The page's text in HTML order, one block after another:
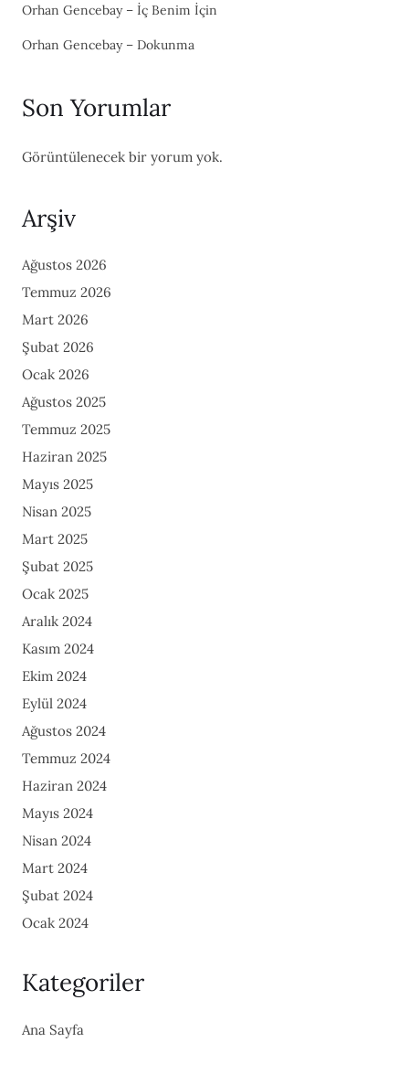
Orhan Gencebay – İç Benim İçin
Orhan Gencebay – Dokunma
Son Yorumlar
Görüntülenecek bir yorum yok.
Arşiv
Ağustos 2026
Temmuz 2026
Mart 2026
Şubat 2026
Ocak 2026
Ağustos 2025
Temmuz 2025
Haziran 2025
Mayıs 2025
Nisan 2025
Mart 2025
Şubat 2025
Ocak 2025
Aralık 2024
Kasım 2024
Ekim 2024
Eylül 2024
Ağustos 2024
Temmuz 2024
Haziran 2024
Mayıs 2024
Nisan 2024
Mart 2024
Şubat 2024
Ocak 2024
Kategoriler
Ana Sayfa